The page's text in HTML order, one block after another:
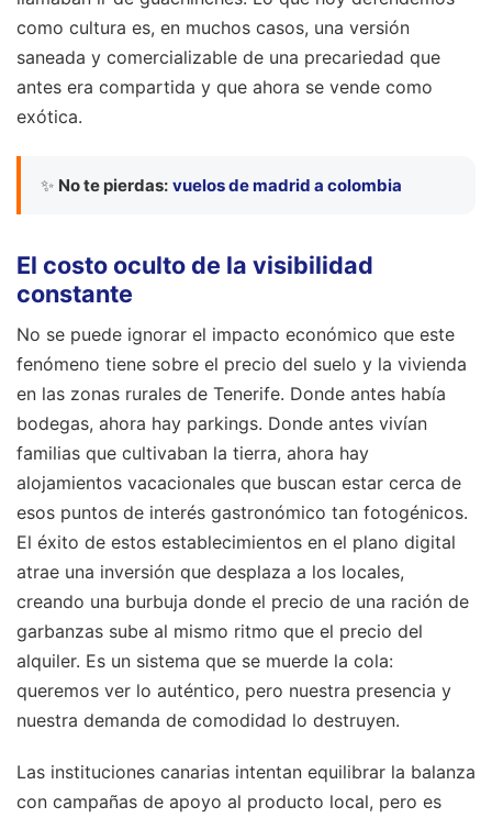
como cultura es, en muchos casos, una versión
saneada y comercializable de una precariedad que
antes era compartida y que ahora se vende como
exótica.
✨ No te pierdas: vuelos de madrid a colombia
El costo oculto de la visibilidad
constante
No se puede ignorar el impacto económico que este
fenómeno tiene sobre el precio del suelo y la vivienda
en las zonas rurales de Tenerife. Donde antes había
bodegas, ahora hay parkings. Donde antes vivían
familias que cultivaban la tierra, ahora hay
alojamientos vacacionales que buscan estar cerca de
esos puntos de interés gastronómico tan fotogénicos.
El éxito de estos establecimientos en el plano digital
atrae una inversión que desplaza a los locales,
creando una burbuja donde el precio de una ración de
garbanzas sube al mismo ritmo que el precio del
alquiler. Es un sistema que se muerde la cola:
queremos ver lo auténtico, pero nuestra presencia y
nuestra demanda de comodidad lo destruyen.
Las instituciones canarias intentan equilibrar la balanza
con campañas de apoyo al producto local, pero es